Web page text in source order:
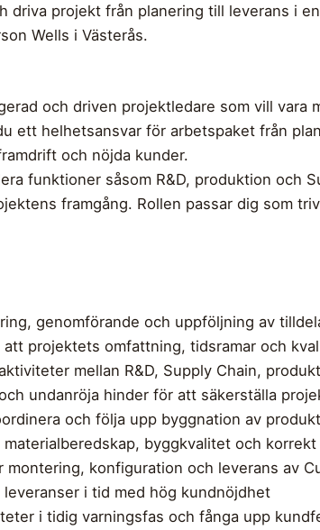
driva projekt från planering till leverans i
Wells i Västerås.
och driven projektledare som vill
ett helhetsansvar för arbetspaket från
och nöjda kunder.
funktioner såsom R&D, produktion och
framgång. Rollen passar dig som
genomförande och uppföljning av
att projektets omfattning, tidsramar och
mellan R&D, Supply Chain,
undanröja hinder för att säkerställa
och följa upp byggnation av
materialberedskap, byggkvalitet och
montering, konfiguration och leverans av
leveranser i tid med hög kundnöjdhet
i tidig varningsfas och fånga upp